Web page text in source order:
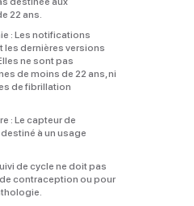
22 ans.
: Les notifications
les dernières versions
ne sont pas
de moins de 22 ans, ni
de fibrillation
: Le capteur de
à un usage
de cycle ne doit pas
contraception ou pour